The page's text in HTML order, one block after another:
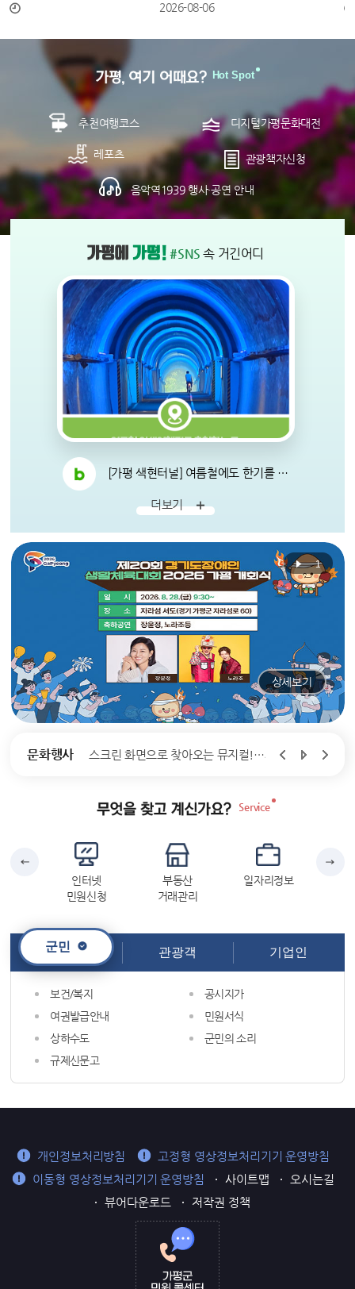
2026-08-06
Hot Spot
추천여행코스 디지털가평문화대전
레포츠 관광책자신청
음악역1939 행사·공연 안내
#SNS 속 거긴어디
보러가기
[가평 색현터널] 여름철에도 한기를 느낄 수 있는 이색 피서지 상천리 색현터널(2026)
더보기
상세보기
1
문화행사
음악역1939 피크닉콘서트(6.25전쟁 제76주년 보훈기념행사) 스크린 화면으로 찾아오는 뮤지컬!! [SAC On SCREEN] 상영작 안내(7~8월)
Service
인터넷
민원신청
부동산
거래관리
일자리정보
군민 관광객 기업인
보건/복지
공시지가
여권발급안내
민원서식
상하수도
군민의 소리
규제신문고
개인정보처리방침
고정형 영상정보처리기기 운영방침
이동형 영상정보처리기기 운영방침
사이트맵
오시는길
뷰어다운로드
저작권 정책